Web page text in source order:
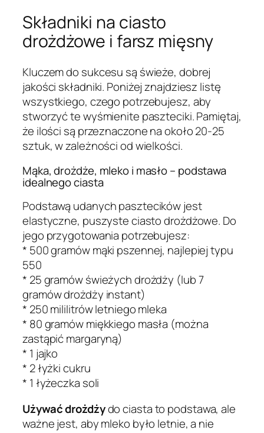
Składniki na ciasto
drożdżowe i farsz mięsny
Kluczem do sukcesu są świeże, dobrej
jakości składniki. Poniżej znajdziesz listę
wszystkiego, czego potrzebujesz, aby
stworzyć te wyśmienite paszteciki. Pamiętaj,
że ilości są przeznaczone na około 20-25
sztuk, w zależności od wielkości.
Mąka, drożdże, mleko i masło – podstawa
idealnego ciasta
Podstawą udanych pasztecików jest
elastyczne, puszyste ciasto drożdżowe. Do
jego przygotowania potrzebujesz:
* 500 gramów mąki pszennej, najlepiej typu
550
* 25 gramów świeżych drożdży (lub 7
gramów drożdży instant)
* 250 mililitrów letniego mleka
* 80 gramów miękkiego masła (można
zastąpić margaryną)
* 1 jajko
* 2 łyżki cukru
* 1 łyżeczka soli
Używać drożdżydo ciasta to podstawa, ale
ważne jest, aby mleko było letnie, a nie